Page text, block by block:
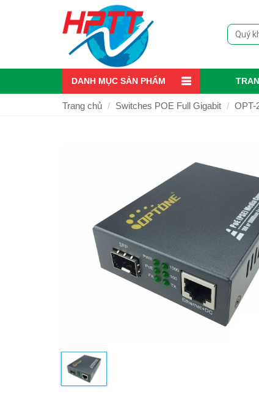
DANH MỤC SẢN PHẨM
Trang chủ Switches POE Full Gigabit OPT-